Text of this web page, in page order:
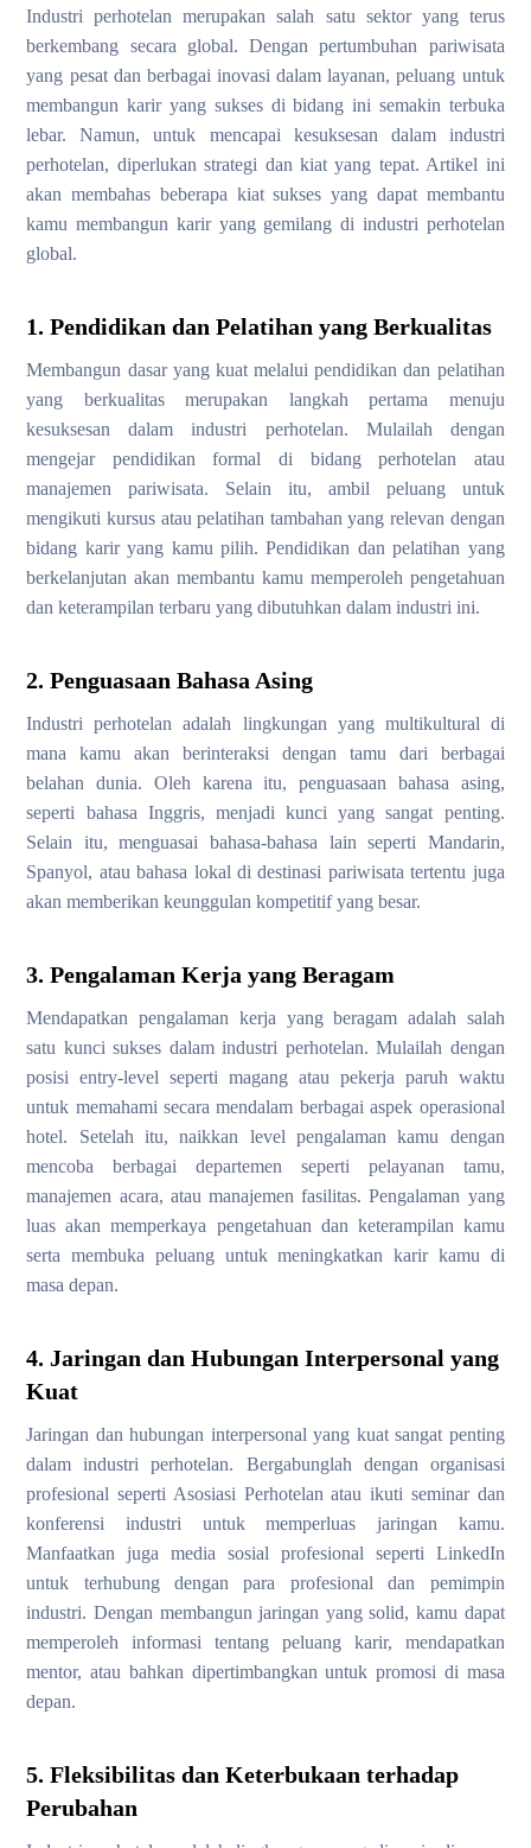
Industri perhotelan merupakan salah satu sektor yang terus
berkembang secara global. Dengan pertumbuhan pariwisata
yang pesat dan berbagai inovasi dalam layanan, peluang untuk
membangun karir yang sukses di bidang ini semakin terbuka
lebar. Namun, untuk mencapai kesuksesan dalam industri
perhotelan, diperlukan strategi dan kiat yang tepat. Artikel ini
akan membahas beberapa kiat sukses yang dapat membantu
kamu membangun karir yang gemilang di industri perhotelan
global.
1. Pendidikan dan Pelatihan yang Berkualitas
Membangun dasar yang kuat melalui pendidikan dan pelatihan
yang berkualitas merupakan langkah pertama menuju
kesuksesan dalam industri perhotelan. Mulailah dengan
mengejar pendidikan formal di bidang perhotelan atau
manajemen pariwisata. Selain itu, ambil peluang untuk
mengikuti kursus atau pelatihan tambahan yang relevan dengan
bidang karir yang kamu pilih. Pendidikan dan pelatihan yang
berkelanjutan akan membantu kamu memperoleh pengetahuan
dan keterampilan terbaru yang dibutuhkan dalam industri ini.
2. Penguasaan Bahasa Asing
Industri perhotelan adalah lingkungan yang multikultural di
mana kamu akan berinteraksi dengan tamu dari berbagai
belahan dunia. Oleh karena itu, penguasaan bahasa asing,
seperti bahasa Inggris, menjadi kunci yang sangat penting.
Selain itu, menguasai bahasa-bahasa lain seperti Mandarin,
Spanyol, atau bahasa lokal di destinasi pariwisata tertentu juga
akan memberikan keunggulan kompetitif yang besar.
3. Pengalaman Kerja yang Beragam
Mendapatkan pengalaman kerja yang beragam adalah salah
satu kunci sukses dalam industri perhotelan. Mulailah dengan
posisi entry-level seperti magang atau pekerja paruh waktu
untuk memahami secara mendalam berbagai aspek operasional
hotel. Setelah itu, naikkan level pengalaman kamu dengan
mencoba berbagai departemen seperti pelayanan tamu,
manajemen acara, atau manajemen fasilitas. Pengalaman yang
luas akan memperkaya pengetahuan dan keterampilan kamu
serta membuka peluang untuk meningkatkan karir kamu di
masa depan.
4. Jaringan dan Hubungan Interpersonal yang
Kuat
Jaringan dan hubungan interpersonal yang kuat sangat penting
dalam industri perhotelan. Bergabunglah dengan organisasi
profesional seperti Asosiasi Perhotelan atau ikuti seminar dan
konferensi industri untuk memperluas jaringan kamu.
Manfaatkan juga media sosial profesional seperti LinkedIn
untuk terhubung dengan para profesional dan pemimpin
industri. Dengan membangun jaringan yang solid, kamu dapat
memperoleh informasi tentang peluang karir, mendapatkan
mentor, atau bahkan dipertimbangkan untuk promosi di masa
depan.
5. Fleksibilitas dan Keterbukaan terhadap
Perubahan